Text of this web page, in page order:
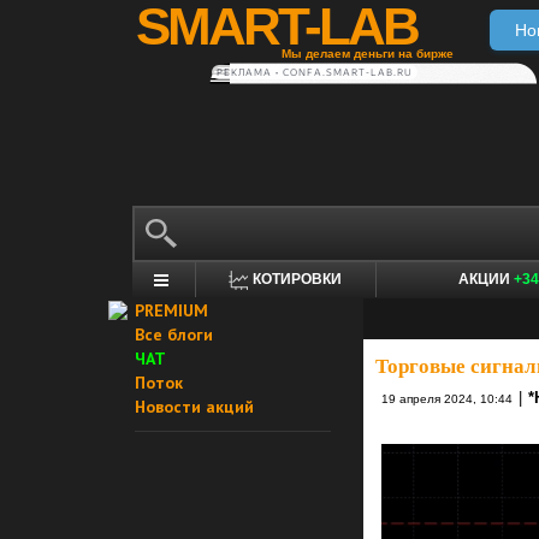
SMART-LAB
Мы делаем деньги на бирже
РЕКЛАМА • CONFA.SMART-LAB.RU
КОТИРОВКИ АКЦИИ +34
PREMIUM
Все блоги
ЧАТ
Поток
Новости акций
Торговые
19 апреля 2024, 10:44